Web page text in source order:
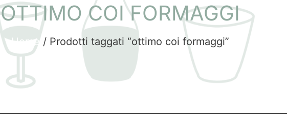
OTTIMO COI FORMAGGI
Home/ Prodotti taggati “ottimo coi formaggi”